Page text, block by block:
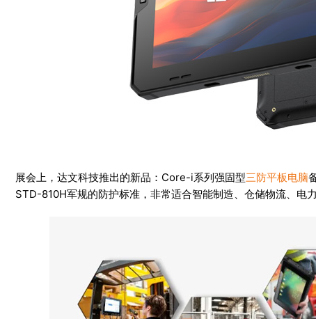
展会上，达文科技推出的新品：Core-i系列强固型三防平板电脑
STD-810H军规的防护标准，非常适合智能制造、仓储物流、电